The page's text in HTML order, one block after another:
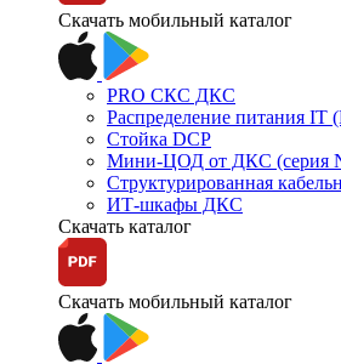
Скачать мобильный каталог
PRO СКС ДКС
Распределение питания IT
Стойка DCP
Мини-ЦОД от ДКС (серия
Структурированная
ИТ-шкафы ДКС
Скачать каталог
Скачать мобильный каталог